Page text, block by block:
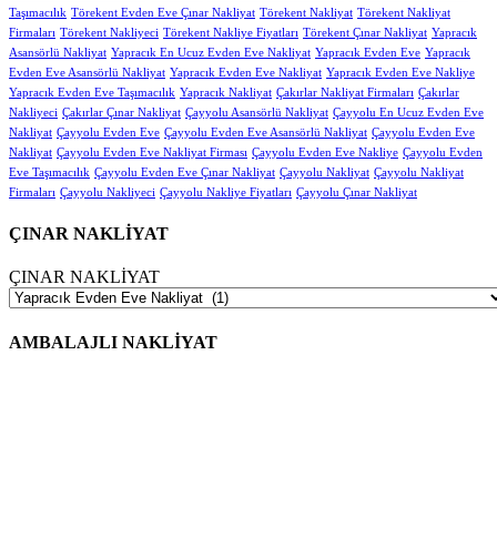
Taşımacılık Törekent Evden Eve Çınar Nakliyat Törekent Nakliyat Törekent Nakliyat
Firmaları Törekent Nakliyeci Törekent Nakliye Fiyatları Törekent Çınar Nakliyat Yapracık
Asansörlü Nakliyat Yapracık En Ucuz Evden Eve Nakliyat Yapracık Evden Eve Yapracık
Evden Eve Asansörlü Nakliyat Yapracık Evden Eve Nakliyat Yapracık Evden Eve Nakliye
Yapracık Evden Eve Taşımacılık Yapracık Nakliyat Çakırlar Nakliyat Firmaları Çakırlar
Nakliyeci Çakırlar Çınar Nakliyat Çayyolu Asansörlü Nakliyat Çayyolu En Ucuz Evden Eve
Nakliyat Çayyolu Evden Eve Çayyolu Evden Eve Asansörlü Nakliyat Çayyolu Evden Eve
Nakliyat Çayyolu Evden Eve Nakliyat Firması Çayyolu Evden Eve Nakliye Çayyolu Evden
Eve Taşımacılık Çayyolu Evden Eve Çınar Nakliyat Çayyolu Nakliyat Çayyolu Nakliyat
Firmaları Çayyolu Nakliyeci Çayyolu Nakliye Fiyatları Çayyolu Çınar Nakliyat
ÇINAR NAKLİYAT
ÇINAR NAKLİYAT
AMBALAJLI NAKLİYAT